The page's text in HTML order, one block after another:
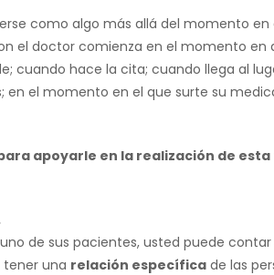
como algo más allá del momento
el doctor comienza en el momento en
cuando hace la cita; cuando llega al
en el momento en el que surte su
apoyarle en la realización de
de sus pacientes, usted puede
tener una relación específica de las